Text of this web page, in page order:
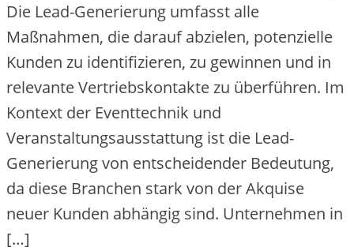
Die Lead-Generierung umfasst alle
Maßnahmen, die darauf abzielen, potenzielle
Kunden zu identifizieren, zu gewinnen und in
relevante Vertriebskontakte zu überführen. Im
Kontext der Eventtechnik und
Veranstaltungsausstattung ist die Lead-
Generierung von entscheidender Bedeutung,
da diese Branchen stark von der Akquise
neuer Kunden abhängig sind. Unternehmen in
[…]